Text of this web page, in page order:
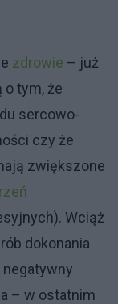
zdrowie – już
tym, że
sercowo-
czy że
zwiększone
Wciąż
dokonania
negatywny
– w ostatnim